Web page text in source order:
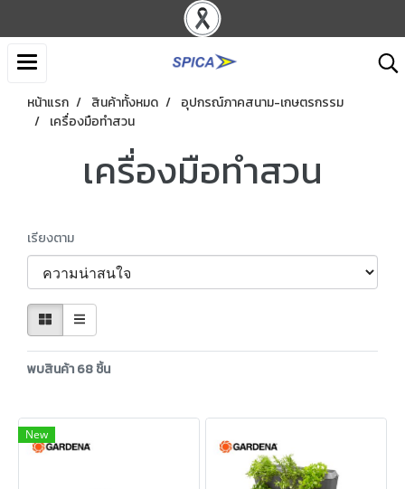
หน้าแรก สินค้าทั้งหมด
อุปกรณ์ภาคสนาม-เกษตรกรรม
เครื่องมือทำสวน
เครื่องมือทำสวน
เรียงตาม
พบสินค้า 68 ชิ้น
New